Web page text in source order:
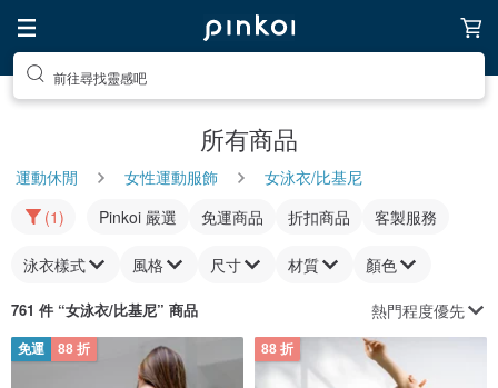
前往尋找靈感吧
所有商品
運動休閒 女性運動服飾
女泳衣/比基尼
(1)
Pinkoi 嚴選 免運商品 折扣商品 客製服務
泳衣樣式 風格 尺寸 材質 顏色
761 件 “女泳衣/比基尼” 商品 熱門程度優先
免運 88 折 88 折